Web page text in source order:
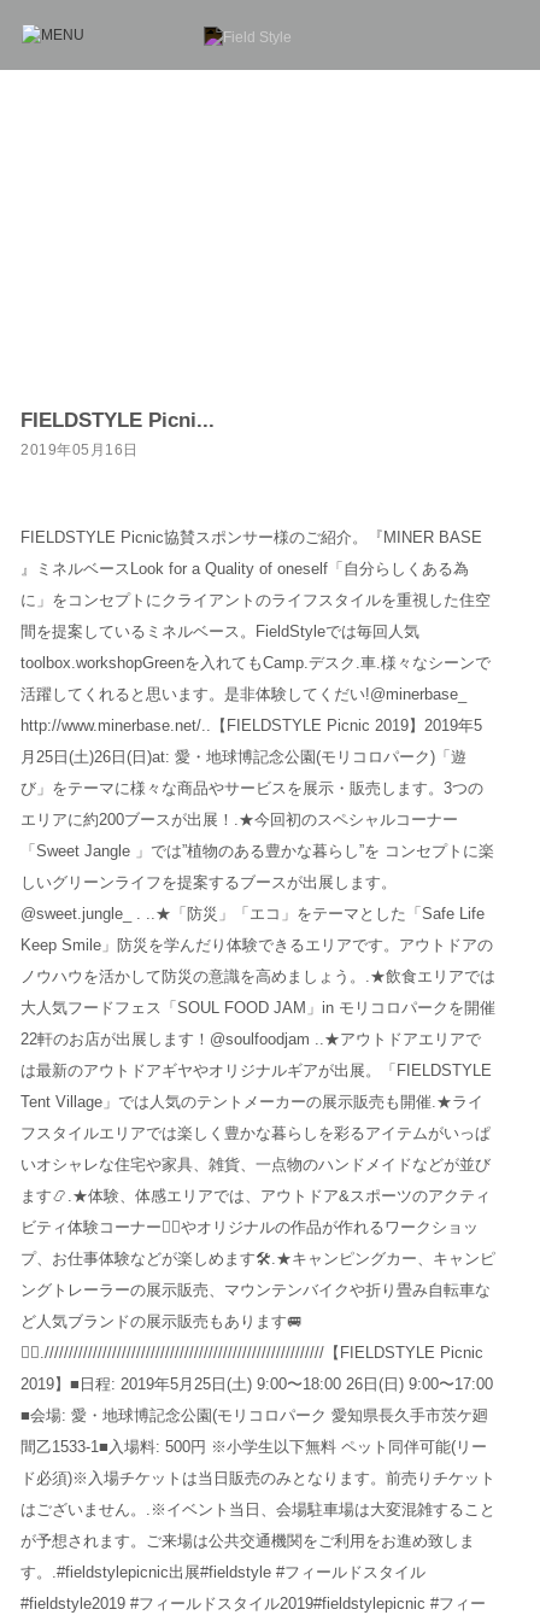
FIELDSTYLE Picni...
2019年05月16日
FIELDSTYLE Picnic協賛スポンサー様のご紹介。『MINER BASE
』ミネルベースLook for a Quality of oneself「自分らしくある為
に」をコンセプトにクライアントのライフスタイルを重視した住空
間を提案しているミネルベース。FieldStyleでは毎回人気
toolbox.workshopGreenを入れてもCamp.デスク.車.様々なシーンで
活躍してくれると思います。是非体験してくだい!@minerbase_
http://www.minerbase.net/..【FIELDSTYLE Picnic 2019】2019年5
月25日(土)26日(日)at: 愛・地球博記念公園(モリコロパーク)「遊
び」をテーマに様々な商品やサービスを展示・販売します。3つの
エリアに約200ブースが出展！.★今回初のスペシャルコーナー
「Sweet Jangle 」では”植物のある豊かな暮らし”を コンセプトに楽
しいグリーンライフを提案するブースが出展します。
@sweet.jungle_ . ..★「防災」「エコ」をテーマとした「Safe Life
Keep Smile」防災を学んだり体験できるエリアです。アウトドアの
ノウハウを活かして防災の意識を高めましょう。.★飲食エリアでは
大人気フードフェス「SOUL FOOD JAM」in モリコロパークを開催️
22軒のお店が出展します！@soulfoodjam ..★アウトドアエリアで
は最新のアウトドアギヤやオリジナルギアが出展。「FIELDSTYLE
Tent Village」では人気のテントメーカーの展示販売も開催️.★ライ
フスタイルエリアでは楽しく豊かな暮らしを彩るアイテムがいっぱ
いオシャレな住宅や家具、雑貨、一点物のハンドメイドなどが並び
ます📿.★体験、体感エリアでは、アウトドア&スポーツのアクティ
ビティ体験コーナー🧗‍♀️やオリジナルの作品が作れるワークショッ
プ、お仕事体験などが楽しめます🛠.★キャンピングカー、キャンピ
ングトレーラーの展示販売、マウンテンバイクや折り畳み自転車な
ど人気ブランドの展示販売もあります🚐
🚴‍♂️.//////////////////////////////////////////////////////////【FIELDSTYLE Picnic
2019】■日程: 2019年5月25日(土) 9:00〜18:00 26日(日) 9:00〜17:00
■会場: 愛・地球博記念公園(モリコロパーク 愛知県長久手市茨ケ廻
間乙1533-1■入場料: 500円 ※小学生以下無料 ペット同伴可能(リー
ド必須)※入場チケットは当日販売のみとなります。前売りチケット
はございません。.※イベント当日、会場駐車場は大変混雑すること
が予想されます。ご来場は公共交通機関をご利用をお進め致しま
す。.#fieldstylepicnic出展#fieldstyle #フィールドスタイル
#fieldstyle2019 #フィールドスタイル2019#fieldstylepicnic #フィー